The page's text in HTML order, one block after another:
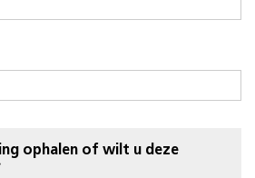
ophalen of wilt u deze